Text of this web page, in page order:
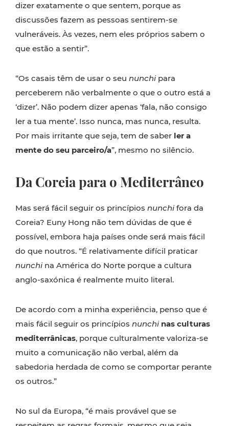
dizer exatamente o que sentem, porque as
discussões fazem as pessoas sentirem-se
vulneráveis. Às vezes, nem eles próprios sabem o
que estão a sentir”.
“Os casais têm de usar o seu nunchi para
perceberem não verbalmente o que o outro está a
‘dizer’. Não podem dizer apenas ‘fala, não consigo
ler a tua mente’. Isso nunca, mas nunca, resulta.
Por mais irritante que seja, tem de saber ler a
mente do seu parceiro/a”, mesmo no silêncio.
Da Coreiapara o Mediterrâneo
Mas será fácil seguir os princípios nunchifora da
Coreia? Euny Hong não tem dúvidas de que é
possível, embora haja países onde será mais fácil
do que noutros. “É relativamente difícil praticar
nunchi na América do Norte porque a cultura
anglo-saxónica é realmente muito literal.
De acordo com a minha experiência, penso que é
mais fácil seguir os princípios nunchi nas culturas
mediterrânicas, porque culturalmente valoriza-se
muito a comunicação não verbal, além da
sabedoria herdada de como se comportar perante
os outros.”
No sul da Europa, “é mais provável que se